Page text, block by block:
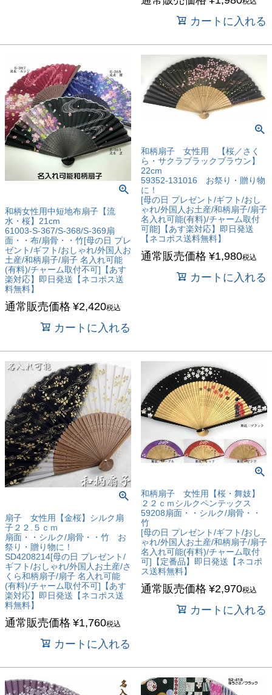
カートに入れる
和柄女性用中短地布扇子【流
水・桜】21cm
61003-S-367/S-368/S-369扇
面・・布/扇骨・・竹[母の日 プレ
ゼント/ギフト/おしゃれ/外国人お
土産/和柄扇子/扇子 名入れ可能
(有料)/チャーム取付不可]【あす
楽対応】即日発送【ネコポス送
料無料】
通常販売価格 ¥2,420税込
カートに入れる
和柄扇子 女性用 【桜／さく
ら・サクラブラックブラウン】
22cm
59352-131016 お祭り・贈り物
に！
[母の日 プレゼント/ギフト/おし
ゃれ/外国人お土産/和柄扇子/扇子
名入れ可能(有料)/チャーム取付
可能]【あす楽対応】即日発送
【ネコポス送料無料】
通常販売価格 ¥1,980税込
カートに入れる
扇子 女性用【金桜】シルク扇
子２２.５ｃｍ
扇面・・シルク/扇骨・・竹 お
祭り・贈り物に！
SD4208214[母の日 プレゼント/
ギフト/おしゃれ/外国人お土産/さ
くら和柄扇子/扇子 名入れ可能
(有料)/チャーム取付不可]【あす
楽対応】即日発送【ネコポス送
料無料】
通常販売価格 ¥1,760税込
カートに入れる
和柄扇子 女性用【桜・舞妓】
２２ｃｍシルクペンテックス
59208扇面・・シルク/扇骨・・
竹
[母の日 プレゼント/ギフト/おし
ゃれ/外国人お土産/和柄扇子/扇子
名入れ可能(有料)/チャーム取付
可]【定番品】即日発送【ネコポ
ス送料無料】
通常販売価格 ¥2,970税込
カートに入れる